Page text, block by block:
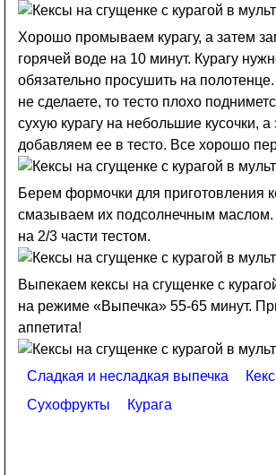
Хорошо промываем курагу, а затем
горячей воде на 10 минут. Курагу
обязательно просушить на
не сделаете, то тесто плохо
сухую курагу на небольшие кусочки, а
добавляем ее в тесто. Все хорошо
Берем формочки для приготовления
смазываем их подсолнечным
на 2/3 части тестом.
Выпекаем кексы на сгущенке с
на режиме «Выпечка» 55-65 минут.
аппетита!
Сладкая и несладкая выпечка
Сухофрукты
Курага